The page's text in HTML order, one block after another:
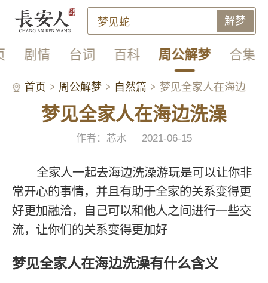
解梦
剧情 台词 百科 周公解梦 合集
首页 周公解梦 自然篇 梦见全家人在海边
洗澡
梦见全家人在海边洗澡
作者：芯水 2021-06-15
全家人一起去海边洗澡游玩是可以让你非
常开心的事情，并且有助于全家的关系变得更
好更加融洽，自己可以和他人之间进行一些交
流，让你们的关系变得更加好
梦见全家人在海边洗澡有什么含义